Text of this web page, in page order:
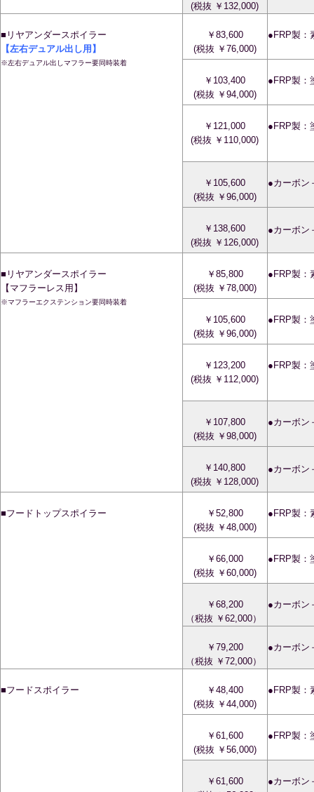
(税抜 ￥132,000)
■リヤアンダースポイラー
【左右デュアル出し用】
※左右デュアル出しマフラー要同時装着
￥83,600
(税抜 ￥76,000)
●FRP製
￥103,400
(税抜 ￥94,000)
●FRP製
￥121,000
(税抜 ￥110,000)
●FRP製
￥105,600
(税抜 ￥96,000)
●カーボ
￥138,600
(税抜 ￥126,000)
●カーボ
■リヤアンダースポイラー
【マフラーレス用】
※マフラーエクステンション要同時装着
￥85,800
(税抜 ￥78,000)
●FRP製
￥105,600
(税抜 ￥96,000)
●FRP製
￥123,200
(税抜 ￥112,000)
●FRP製
￥107,800
(税抜 ￥98,000)
●カーボ
￥140,800
(税抜 ￥128,000)
●カーボ
■フードトップスポイラー
￥52,800
(税抜 ￥48,000)
●FRP製
￥66,000
(税抜 ￥60,000)
●FRP製
￥68,200
（税抜 ￥62,000）
●カーボ
￥79,200
（税抜 ￥72,000）
●カーボ
■フードスポイラー
￥48,400
(税抜 ￥44,000)
●FRP製
￥61,600
(税抜 ￥56,000)
●FRP製
￥61,600
●カーボ